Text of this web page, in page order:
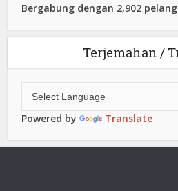
Bergabung dengan 2,902
Terjemahan /
Powered by Translate